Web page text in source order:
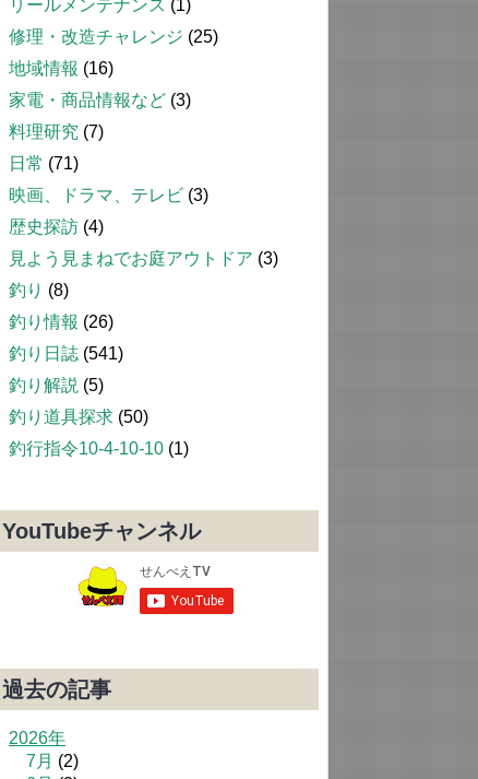
リールメンテナンス (1)
修理・改造チャレンジ (25)
地域情報 (16)
家電・商品情報など (3)
料理研究 (7)
日常 (71)
映画、ドラマ、テレビ (3)
歴史探訪 (4)
見よう見まねでお庭アウトドア (3)
釣り (8)
釣り情報 (26)
釣り日誌 (541)
釣り解説 (5)
釣り道具探求 (50)
釣行指令10-4-10-10 (1)
YouTubeチャンネル
過去の記事
2026年
7月 (2)